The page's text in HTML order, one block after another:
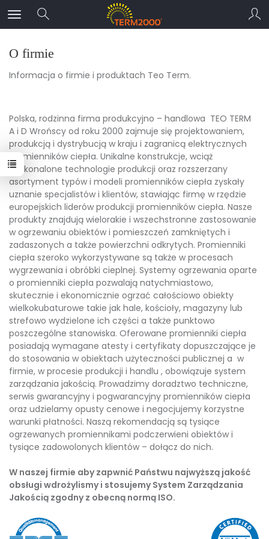
O firmie
Informacja o firmie i produktach Teo Term.
Polska, rodzinna firma produkcyjno – handlowa TEO TERM
A i D Wrońscy od roku 2000 zajmuje się projektowaniem,
produkcją i dystrybucją w kraju i zagranicą elektrycznych
promienników ciepła. Unikalne konstrukcje, wciąż
doskonalone technologie produkcji oraz rozszerzany
asortyment typów i modeli promienników ciepła zyskały
uznanie specjalistów i klientów, stawiając firmę w rzędzie
europejskich liderów produkcji promienników ciepła. Nasze
produkty znajdują wielorakie i wszechstronne zastosowanie
w ogrzewaniu obiektów i pomieszczeń zamkniętych i
zadaszonych a także powierzchni odkrytych. Promienniki
ciepła szeroko wykorzystywane są także w procesach
wygrzewania i obróbki cieplnej. Systemy ogrzewania oparte
o promienniki ciepła pozwalają natychmiastowo,
skutecznie i ekonomicznie ogrzać całościowo obiekty
wielkokubaturowe takie jak hale, kościoły, magazyny lub
strefowo wydzielone ich części a także punktowo
poszczególne stanowiska. Oferowane promienniki ciepła
posiadają wymagane atesty i certyfikaty dopuszczające je
do stosowania w obiektach użyteczności publicznej a w
firmie, w procesie produkcji i handlu , obowiązuje system
zarządzania jakością. Prowadzimy doradztwo techniczne,
serwis gwarancyjny i pogwarancyjny promienników ciepła
oraz udzielamy opusty cenowe i negocjujemy korzystne
warunki płatności. Naszą rekomendacją są tysiące
ogrzewanych promiennikami podczerwieni obiektów i
tysiące zadowolonych klientów – dołącz do nich.
W naszej firmie aby zapwnić Państwu najwyższą jakość
obsługi wdrożylismy i stosujemy System Zarządzania
Jakością zgodny z obecną normą ISO.